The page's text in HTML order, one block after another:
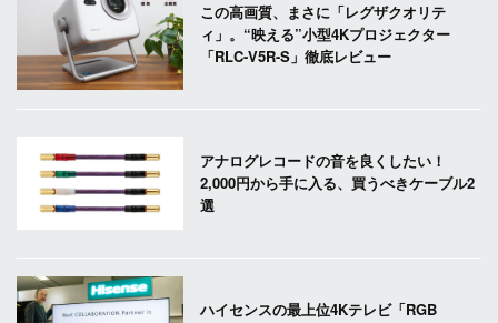
この高画質、まさに「レグザクオリテ
ィ」。“映える”小型4Kプロジェクター
「RLC-V5R-S」徹底レビュー
アナログレコードの音を良くしたい！
2,000円から手に入る、買うべきケーブル2
選
ハイセンスの最上位4Kテレビ「RGB